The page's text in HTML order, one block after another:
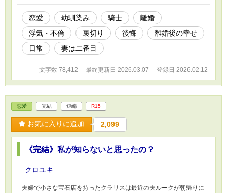
恋愛 幼馴染み 騎士
離婚
浮気・不倫
裏切り 後悔
離婚後の幸せ
日常
妻は二番目
文字数 78,412 最終更新日 2026.03.07 登録日 2026.02.12
恋愛 完結 短編 R15
お気に入りに追加 2,099
《完結》私が知らないと思ったの？
クロユキ
夫婦で小さな宝石店を持ったクラリスは最近の夫ルークが朝帰りに